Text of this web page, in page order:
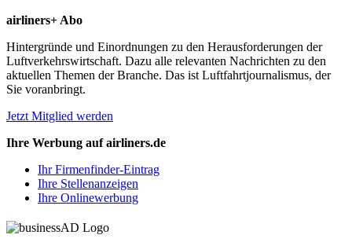
airliners+ Abo
Hintergründe und Einordnungen zu den Herausforderungen der
Luftverkehrswirtschaft. Dazu alle relevanten Nachrichten zu den
aktuellen Themen der Branche. Das ist Luftfahrtjournalismus, der
Sie voranbringt.
Jetzt Mitglied werden
Ihre Werbung auf airliners.de
Ihr Firmenfinder-Eintrag
Ihre Stellenanzeigen
Ihre Onlinewerbung